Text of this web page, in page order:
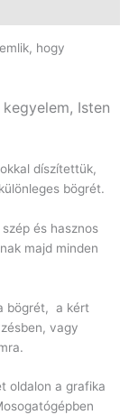
hogy
Isten
díszítettük,
bögrét.
és hasznos
majd minden
bögrét, a kért
vagy
oldalon a grafika